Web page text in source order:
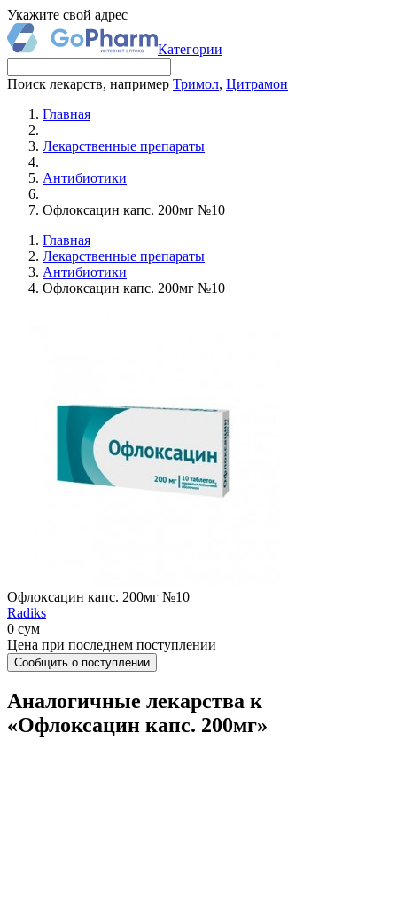
Укажите свой адрес
Категории
Поиск лекарств, например Тримол, Цитрамон
Главная
Лекарственные препараты
Антибиотики
Офлоксацин капс. 200мг №10
Главная
Лекарственные препараты
Антибиотики
Офлоксацин капс. 200мг №10
Офлоксацин капс. 200мг №10
Radiks
0 сум
Цена при последнем поступлении
Сообщить о поступлении
Аналогичные лекарства к
«Офлоксацин капс. 200мг»